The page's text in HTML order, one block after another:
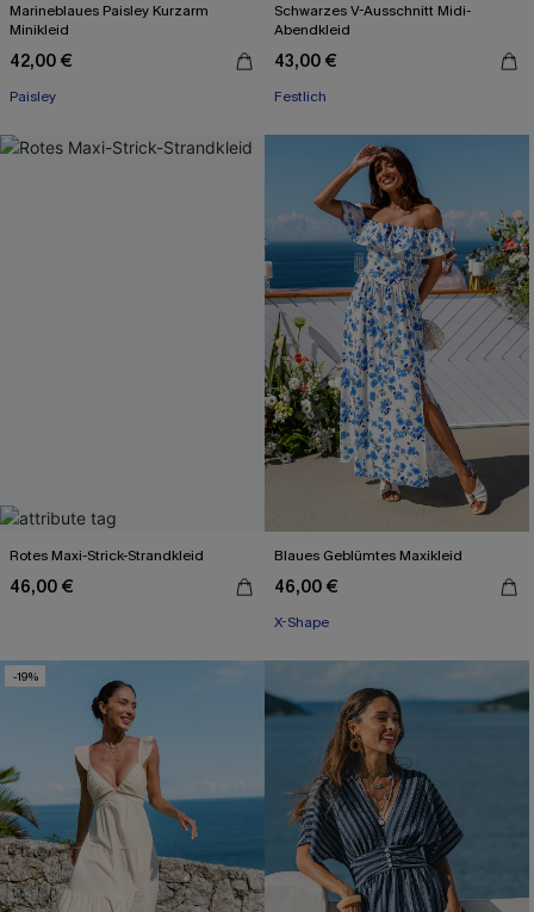
Marineblaues Paisley Kurzarm
Minikleid
42,00 €
Paisley
Schwarzes V-Ausschnitt Midi-
Abendkleid
43,00 €
Festlich
Rotes Maxi-Strick-Strandkleid
46,00 €
Blaues Geblümtes Maxikleid
46,00 €
X-Shape
-19%